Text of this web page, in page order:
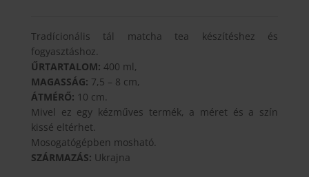
-
Shizuka
mennyiség
Tradícionális tál matcha tea készítéshez és
fogyasztáshoz.
ŰRTARTALOM: 400 ml,
MAGASSÁG: 7,5 – 8 cm,
ÁTMÉRŐ: 10 cm.
Mivel ez egy kézműves termék, a méret és a szín
kissé eltérhet.
Mosogatógépben mosható.
SZÁRMAZÁS: Ukrajna